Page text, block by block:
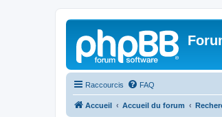
Raccourcis FAQ
Accueil Accueil du forum